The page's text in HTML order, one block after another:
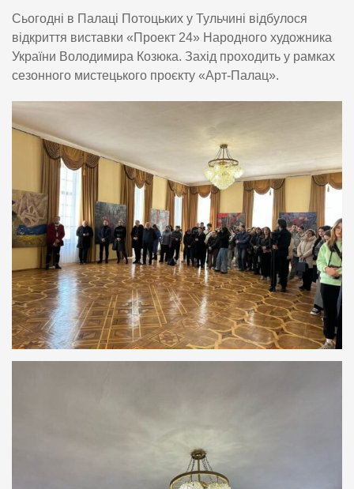
Сьогодні в Палаці Потоцьких у Тульчині відбулося
відкриття виставки «Проект 24» Народного художника
України Володимира Козюка. Захід проходить у рамках
сезонного мистецького проєкту «Арт-Палац».